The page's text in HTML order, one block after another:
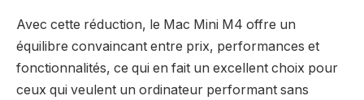
Avec cette réduction, le Mac Mini M4 offre un
équilibre convaincant entre prix, performances et
fonctionnalités, ce qui en fait un excellent choix pour
ceux qui veulent un ordinateur performant sans